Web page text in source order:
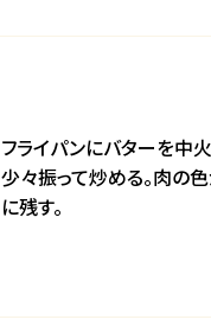
フライパンにバターを中
少々振って炒める。肉の
に残す。